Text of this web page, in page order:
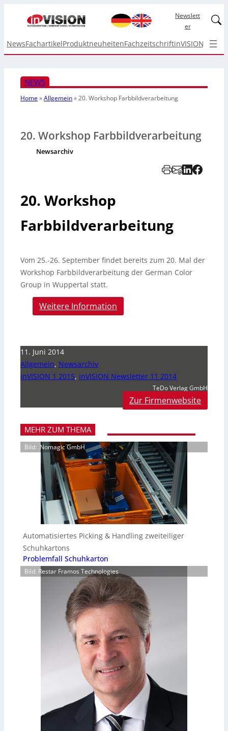
Newslett
er
NewsFachartikelProduktneuheitenFachzeitschriftinVISION Top
NEWS
Home»Allgemein»20. Workshop Farbbildverarbeitung
20. Workshop Farbbildverarbeitung
Newsarchiv
20. Workshop
Farbbildverarbeitung
Vom 25.-26. September findet bereits zum 20. Mal der
Workshop Farbbildverarbeitung der German Color
Group in Wuppertal statt.
Weitere Information
11. Juni 2014
Allgemein, Newsarchiv
inVISION 1 2015, inVISION Newsletter 11 2014
TeDo Verlag GmbH
Zur Firmenwebsite
MEHR ZUM THEMA
Bild: .Nomagic GmbH
Automatisiertes Picking & Handling zweiteiliger
Schuhkartons
Problemfall Schuhkarton
Bild: Restar Framos Technologies